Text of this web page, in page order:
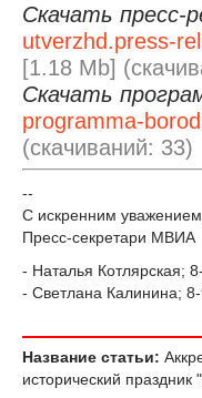
Скачать пресс-
utverzhd.press-
[1.18 Mb]
Скачать
programma-
(cкачиваний: 33)
--
С искренним уважением,
Пресс-секретари МВИА
- Наталья Котлярская;
- Светлана Калинина;
Название статьи:
исторический